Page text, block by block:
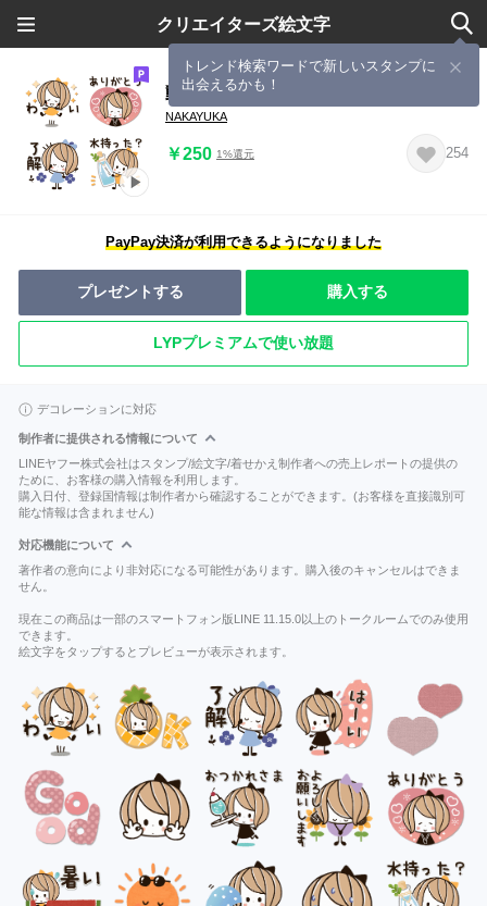
クリエイターズ絵文字
トレンド検索ワードで新しいスタンプに
出会えるかも！
動く♡くるりんボブ♡miniガール
NAKAYUKA
￥250 1%還元 254
PayPay決済が利用できるようになりました
プレゼントする 購入する
LYPプレミアムで使い放題
デコレーションに対応
制作者に提供される情報について
LINEヤフー株式会社はスタンプ/絵文字/着せかえ制作者への売上レポートの提供の
ために、お客様の購入情報を利用します。
購入日付、登録国情報は制作者から確認することができます。(お客様を直接識別可
能な情報は含まれません)
対応機能について
著作者の意向により非対応になる可能性があります。購入後のキャンセルはできま
せん。
現在この商品は一部のスマートフォン版LINE 11.15.0以上のトークルームでのみ使用
できます。
絵文字をタップするとプレビューが表示されます。